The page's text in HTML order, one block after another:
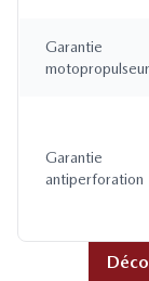
Garantie
motopropulseur
Garantie
antiperforation